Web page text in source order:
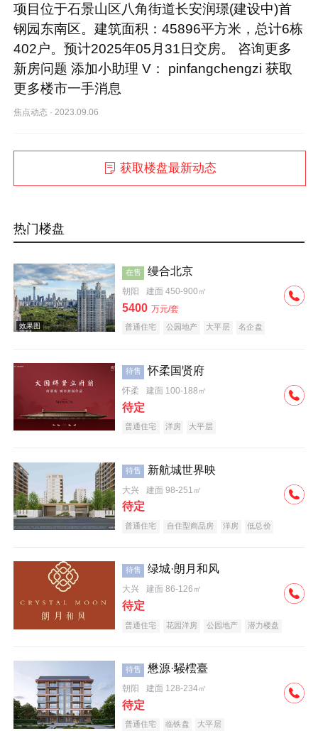
项目位于石景山区八角街道长安润璟(建设中)首
钢园东南区。建筑面积：45896平方米，总计6栋
402户。预计2025年05月31日交房。 咨询更多
新房问题 添加小助理 V： pinfangchengzi 获取
更多楼市一手消息
焦点动态 ·2023.09.06
获取楼盘最新动态
热门楼盘
在售 缦合北京
朝阳 建面 450-900㎡
5400 万元/套
普通住宅 公园地产 大平层 名企盘
待售 怀柔国贤府
怀柔 建面 100-188㎡
待定
普通住宅 洋房 大平层
待售 新航城世界映
大兴 建面 98-251㎡
待定
普通住宅 自住型商品房 洋房
低总价
待售 绿城·朗月和风
大兴 建面 86-126㎡
待定
普通住宅 花园洋房 公园地产
潜力楼盘
待售 懋源·騴橒臺
朝阳 建面 128-234㎡
待定
普通住宅 临铁盘 大平层